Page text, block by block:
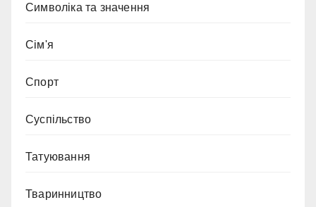
Символіка та значення
Сім'я
Спорт
Суспільство
Татуювання
Тваринництво